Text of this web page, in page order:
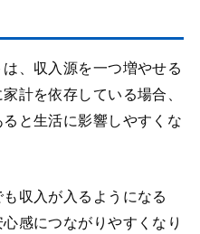
、収入源を一つ増やせる
計を依存している場合、
と生活に影響しやすくな
収入が入るようになる
感につながりやすくなり